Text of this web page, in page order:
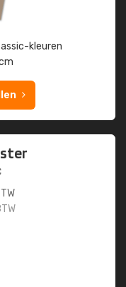
kleuren